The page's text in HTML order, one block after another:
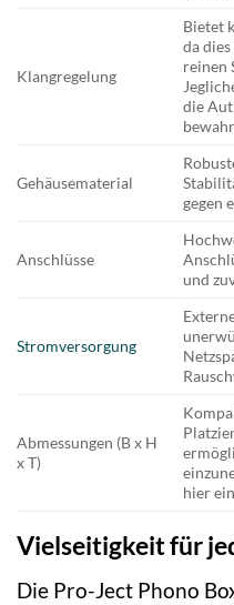
Klangregelung
Bietet
da
reinen
die
Gehäusematerial
gegen
Anschlüsse
und
Stromversorgung
Abmessungen (B x H
x T)
hier
Vielseitigkeit für
Die Pro-Ject Phono